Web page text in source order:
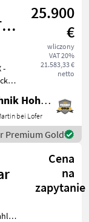
25.900
€
wliczony
VAT 20%
21.583,33 €
netto
Landtechnik Hohenwarter GmbH
bei Lofer
Premium Gold
Cena
na
zapytanie